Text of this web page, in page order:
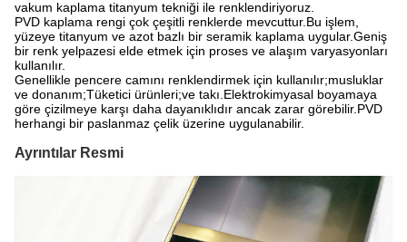
vakum kaplama titanyum tekniği ile renklendiriyoruz.
PVD kaplama rengi çok çeşitli renklerde mevcuttur.Bu işlem,
yüzeye titanyum ve azot bazlı bir seramik kaplama uygular.Geniş
bir renk yelpazesi elde etmek için proses ve alaşım varyasyonları
kullanılır.
Genellikle pencere camını renklendirmek için kullanılır;musluklar
ve donanım;Tüketici ürünleri;ve takı.Elektrokimyasal boyamaya
göre çizilmeye karşı daha dayanıklıdır ancak zarar görebilir.PVD
herhangi bir paslanmaz çelik üzerine uygulanabilir.
Ayrıntılar Resmi